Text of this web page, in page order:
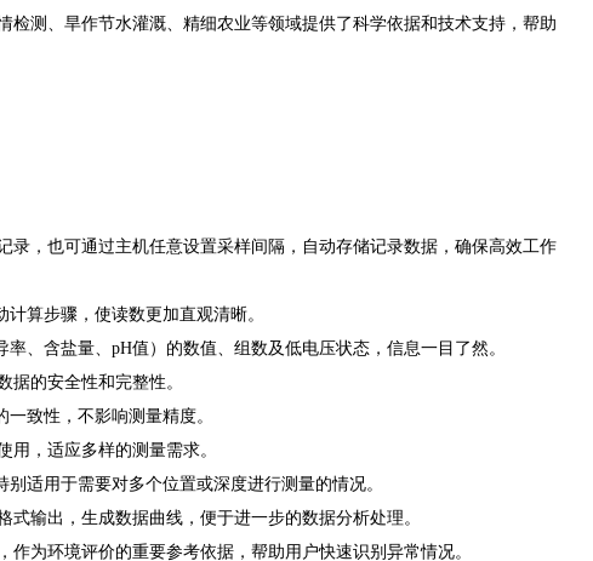
测、旱作节水灌溉、精细农业等领域提供了科学依据和技术支持，帮助
，也可通过主机任意设置采样间隔，自动存储记录数据，确保高效工作
算步骤，使读数更加直观清晰。
、含盐量、pH值）的数值、组数及低电压状态，信息一目了然。
据的安全性和完整性。
致性，不影响测量精度。
，适应多样的测量需求。
适用于需要对多个位置或深度进行测量的情况。
输出，生成数据曲线，便于进一步的数据分析处理。
为环境评价的重要参考依据，帮助用户快速识别异常情况。